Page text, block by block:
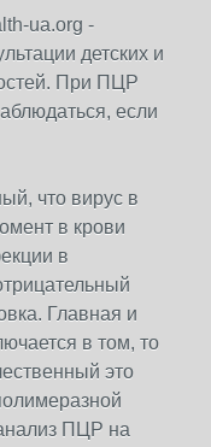
ua.org -
детских и
При ПЦР
если
что вирус в
в крови
в
Главная и
в том, то
это
ПЦР на